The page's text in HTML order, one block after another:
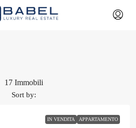
17 Immobili
Sort by:
IN VENDITA APPARTAMENTO